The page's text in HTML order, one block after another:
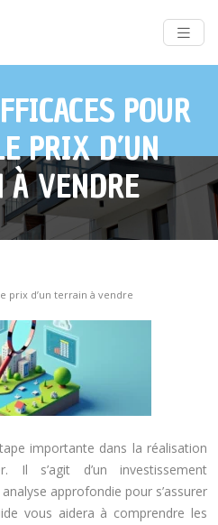
POUR
PRIX D’UN
À VENDRE
prix d’un terrain à vendre
importante dans la réalisation
Il s’agit d’un investissement
approfondie pour s’assurer
vous aidera à comprendre les